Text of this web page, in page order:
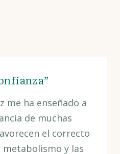
me ha enseñado a
de muchas
el correcto
y las